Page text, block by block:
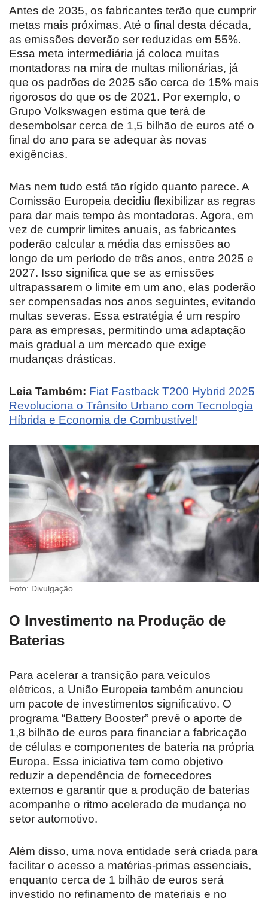
Antes de 2035, os fabricantes terão que cumprir
metas mais próximas. Até o final desta década,
as emissões deverão ser reduzidas em 55%.
Essa meta intermediária já coloca muitas
montadoras na mira de multas milionárias, já
que os padrões de 2025 são cerca de 15% mais
rigorosos do que os de 2021. Por exemplo, o
Grupo Volkswagen estima que terá de
desembolsar cerca de 1,5 bilhão de euros até o
final do ano para se adequar às novas
exigências.
Mas nem tudo está tão rígido quanto parece. A
Comissão Europeia decidiu flexibilizar as regras
para dar mais tempo às montadoras. Agora, em
vez de cumprir limites anuais, as fabricantes
poderão calcular a média das emissões ao
longo de um período de três anos, entre 2025 e
2027. Isso significa que se as emissões
ultrapassarem o limite em um ano, elas poderão
ser compensadas nos anos seguintes, evitando
multas severas. Essa estratégia é um respiro
para as empresas, permitindo uma adaptação
mais gradual a um mercado que exige
mudanças drásticas.
Leia Também: Fiat Fastback T200 Hybrid 2025
Revoluciona o Trânsito Urbano com Tecnologia
Híbrida e Economia de Combustível!
Foto: Divulgação.
O Investimento na Produção de
Baterias
Para acelerar a transição para veículos
elétricos, a União Europeia também anunciou
um pacote de investimentos significativo. O
programa “Battery Booster” prevê o aporte de
1,8 bilhão de euros para financiar a fabricação
de células e componentes de bateria na própria
Europa. Essa iniciativa tem como objetivo
reduzir a dependência de fornecedores
externos e garantir que a produção de baterias
acompanhe o ritmo acelerado de mudança no
setor automotivo.
Além disso, uma nova entidade será criada para
facilitar o acesso a matérias-primas essenciais,
enquanto cerca de 1 bilhão de euros será
investido no refinamento de materiais e no